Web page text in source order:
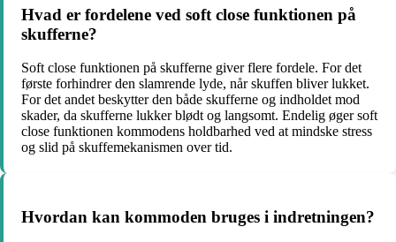
Hvad er fordelene ved soft close funktionen på
skufferne?
Soft close funktionen på skufferne giver flere fordele. For det
første forhindrer den slamrende lyde, når skuffen bliver lukket.
For det andet beskytter den både skufferne og indholdet mod
skader, da skufferne lukker blødt og langsomt. Endelig øger soft
close funktionen kommodens holdbarhed ved at mindske stress
og slid på skuffemekanismen over tid.
Hvordan kan kommoden bruges i indretningen?